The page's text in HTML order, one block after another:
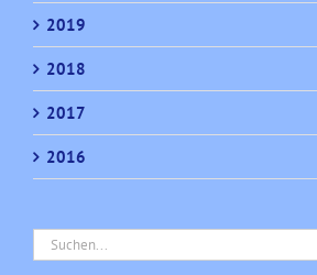
2019
2018
2017
2016
Suche
nach: